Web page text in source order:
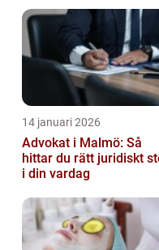
14 januari 2026
Advokat i Malmö: Så
hittar du rätt juridiskt
i din vardag